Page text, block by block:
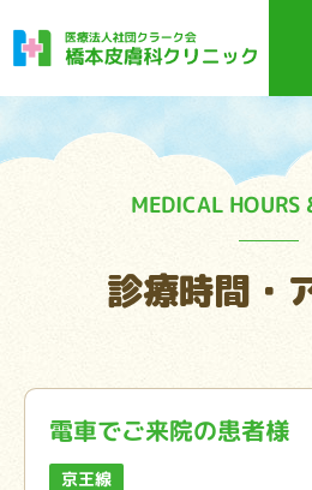
MEDICAL HOURS
診療時間・
電車でご来院の患者様
京王線